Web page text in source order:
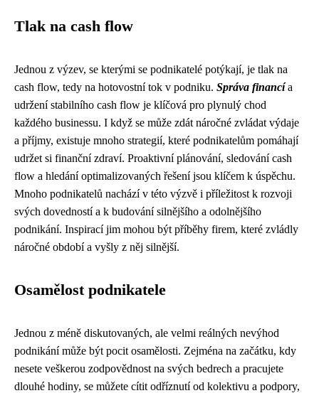
Tlak na cash flow
Jednou z výzev, se kterými se podnikatelé potýkají, je tlak na
cash flow, tedy na hotovostní tok v podniku. Správa financía
udržení stabilního cash flow je klíčová pro plynulý chod
každého businessu. I když se může zdát náročné zvládat výdaje
a příjmy, existuje mnoho strategií, které podnikatelům pomáhají
udržet si finanční zdraví. Proaktivní plánování, sledování cash
flow a hledání optimalizovaných řešení jsou klíčem k úspěchu.
Mnoho podnikatelů nachází v této výzvě i příležitost k rozvoji
svých dovedností a k budování silnějšího a odolnějšího
podnikání. Inspirací jim mohou být příběhy firem, které zvládly
náročné období a vyšly z něj silnější.
Osamělost podnikatele
Jednou z méně diskutovaných, ale velmi reálných nevýhod
podnikání může být pocit osamělosti. Zejména na začátku, kdy
nesete veškerou zodpovědnost na svých bedrech a pracujete
dlouhé hodiny, se můžete cítit odříznutí od kolektivu a podpory,